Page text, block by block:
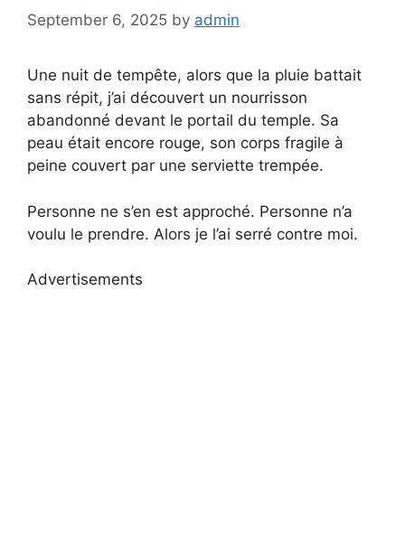
September 6, 2025 by admin
Une nuit de tempête, alors que la pluie battait
sans répit, j’ai découvert un nourrisson
abandonné devant le portail du temple. Sa
peau était encore rouge, son corps fragile à
peine couvert par une serviette trempée.
Personne ne s’en est approché. Personne n’a
voulu le prendre. Alors je l’ai serré contre moi.
Advertisements